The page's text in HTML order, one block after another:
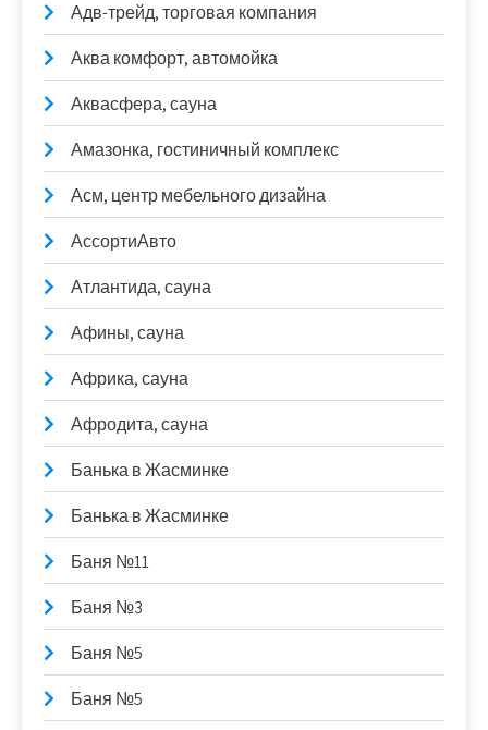
Адв-трейд, торговая компания
Аква комфорт, автомойка
Аквасфера, сауна
Амазонка, гостиничный комплекс
Асм, центр мебельного дизайна
АссортиАвто
Атлантида, сауна
Афины, сауна
Африка, сауна
Афродита, сауна
Банька в Жасминке
Банька в Жасминке
Баня №11
Баня №3
Баня №5
Баня №5